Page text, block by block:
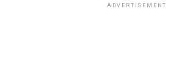
ADVERTISEMENT